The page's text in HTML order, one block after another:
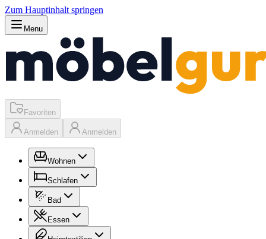
Zum Hauptinhalt springen
Menu
Favoriten
Anmelden Anmelden
Wohnen
Schlafen
Bad
Essen